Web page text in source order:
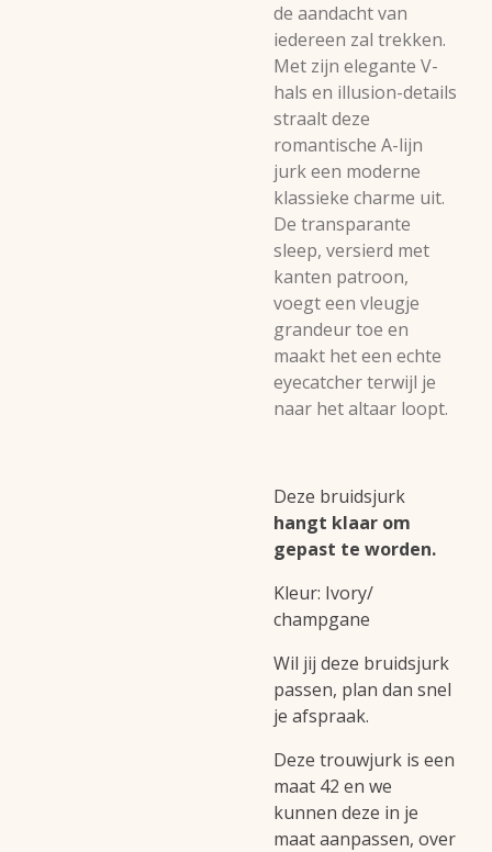
de aandacht van
iedereen zal trekken.
Met zijn elegante V-
hals en illusion-details
straalt deze
romantische A-lijn
jurk een moderne
klassieke charme uit.
De transparante
sleep, versierd met
kanten patroon,
voegt een vleugje
grandeur toe en
maakt het een echte
eyecatcher terwijl je
naar het altaar loopt.
Deze bruidsjurk
hangt klaar om
gepast te worden.
Kleur: Ivory/
champgane
Wil jij deze bruidsjurk
passen, plan dan snel
je afspraak.
Deze trouwjurk is een
maat 42 en we
kunnen deze in je
maat aanpassen, over